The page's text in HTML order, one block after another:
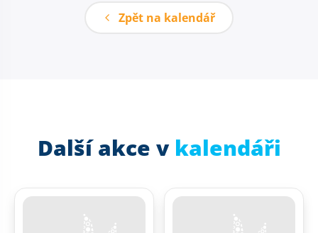
Zpět na kalendář
Další akce v kalendáři